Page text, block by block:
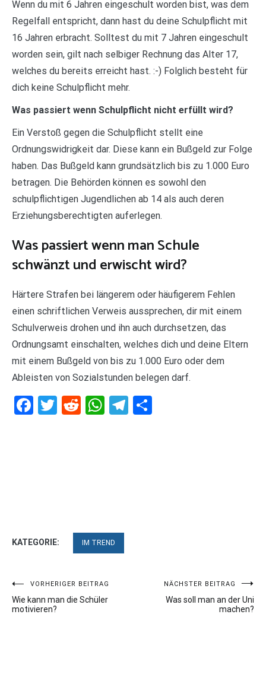
Wenn du mit 6 Jahren eingeschult worden bist, was dem
Regelfall entspricht, dann hast du deine Schulpflicht mit
16 Jahren erbracht. Solltest du mit 7 Jahren eingeschult
worden sein, gilt nach selbiger Rechnung das Alter 17,
welches du bereits erreicht hast. :-) Folglich besteht für
dich keine Schulpflicht mehr.
Was passiert wenn Schulpflicht nicht erfüllt wird?
Ein Verstoß gegen die Schulpflicht stellt eine
Ordnungswidrigkeit dar. Diese kann ein Bußgeld zur Folge
haben. Das Bußgeld kann grundsätzlich bis zu 1.000 Euro
betragen. Die Behörden können es sowohl den
schulpflichtigen Jugendlichen ab 14 als auch deren
Erziehungsberechtigten auferlegen.
Was passiert wenn man Schule
schwänzt und erwischt wird?
Härtere Strafen bei längerem oder häufigerem Fehlen
einen schriftlichen Verweis aussprechen, dir mit einem
Schulverweis drohen und ihn auch durchsetzen, das
Ordnungsamt einschalten, welches dich und deine Eltern
mit einem Bußgeld von bis zu 1.000 Euro oder dem
Ableisten von Sozialstunden belegen darf.
Facebook
Twitter
RedditWhatsApp
Telegram
KATEGORIE: IM TREND
Beitragsnavigation
VORHERIGER BEITRAG
Wie kann man die Schüler
motivieren?
NÄCHSTER BEITRAG
Was soll man an der Uni
machen?